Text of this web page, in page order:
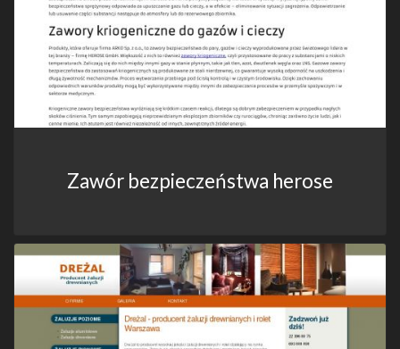
Zawór bezpieczeństwa herose